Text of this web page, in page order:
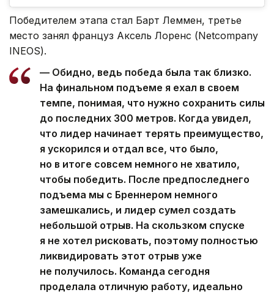
Победителем этапа стал Барт Леммен, третье
место занял француз Аксель Лоренс (Netcompany
INEOS).
— Обидно, ведь победа была так близко.
На финальном подъеме я ехал в своем
темпе, понимая, что нужно сохранить силы
до последних 300 метров. Когда увидел,
что лидер начинает терять преимущество,
я ускорился и отдал все, что было,
но в итоге совсем немного не хватило,
чтобы победить. После предпоследнего
подъема мы с Бреннером немного
замешкались, и лидер сумел создать
небольшой отрыв. На скользком спуске
я не хотел рисковать, поэтому полностью
ликвидировать этот отрыв уже
не получилось. Команда сегодня
проделала отличную работу, идеально